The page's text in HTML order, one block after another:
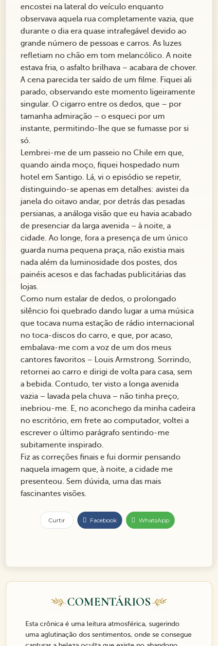
encostei na lateral do veículo enquanto
observava aquela rua completamente vazia, que
durante o dia era quase intrafegável devido ao
grande número de pessoas e carros. As luzes
refletiam no chão em tom melancólico. A noite
estava fria, o asfalto brilhava – acabara de chover.
A cena parecida ter saído de um filme. Fiquei ali
parado, observando este momento ligeiramente
singular. O cigarro entre os dedos, que – por
tamanha admiração – o esqueci por um
instante, permitindo-lhe que se fumasse por si
só.
Lembrei-me de um passeio no Chile em que,
quando ainda moço, fiquei hospedado num
hotel em Santigo. Lá, vi o episódio se repetir,
distinguindo-se apenas em detalhes: avistei da
janela do oitavo andar, por detrás das pesadas
persianas, a análoga visão que eu havia acabado
de presenciar da larga avenida – à noite, a
cidade. Ao longe, fora a presença de um único
guarda numa pequena praça, não existia mais
nada além da luminosidade dos postes, dos
painéis acesos e das fachadas publicitárias das
lojas.
Como num estalar de dedos, o prolongado
silêncio foi quebrado dando lugar a uma música
que tocava numa estação de rádio internacional
no toca-discos do carro, e que, por acaso,
embalava-me com a voz de um dos meus
cantores favoritos – Louis Armstrong. Sorrindo,
retornei ao carro e dirigi de volta para casa, sem
a bebida. Contudo, ter visto a longa avenida
vazia – lavada pela chuva – não tinha preço,
inebriou-me. E, no aconchego da minha cadeira
no escritório, em frete ao computador, voltei a
escrever o último parágrafo sentindo-me
subitamente inspirado.
Fiz as correções finais e fui dormir pensando
naquela imagem que, à noite, a cidade me
presenteou. Sem dúvida, uma das mais
fascinantes visões.
Curtir Facebook WhatsApp
COMENTÁRIOS
Esta crônica é uma leitura atmosférica, sugerindo
uma aglutinação dos sentimentos, onde se consegue